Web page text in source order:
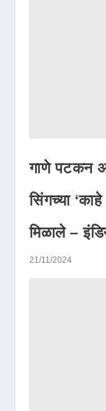
गाणे पटकन
सिंगच्या
मिळाले –
21/11/2024